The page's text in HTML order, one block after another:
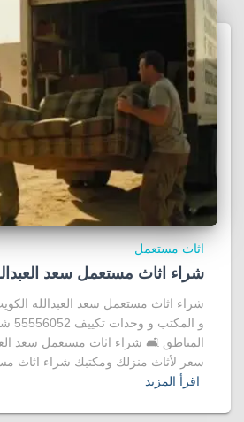
اثاث مستعمل
شراء اثاث مستعمل سعد
شراء اثاث مستعمل سعد العبدالله
و
المناطق 🛋️ شراء اثاث مستعمل سعد
سعر لأثاث منزلك ومكتبك شراء اثاث
اقرأ المزيد